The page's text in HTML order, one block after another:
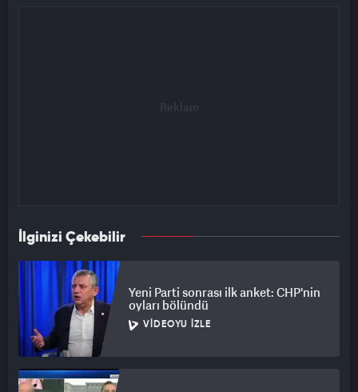
İlginizi Çekebilir
Yeni Parti sonrası ilk anket: CHP'nin
oyları bölündü
VIDEOYU İZLE